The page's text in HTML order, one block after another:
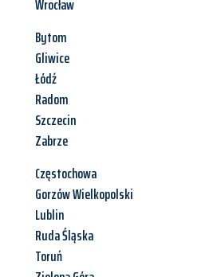
Wrocław
Bytom
Gliwice
Łódź
Radom
Szczecin
Zabrze
Częstochowa
Gorzów Wielkopolski
Lublin
Ruda Śląska
Toruń